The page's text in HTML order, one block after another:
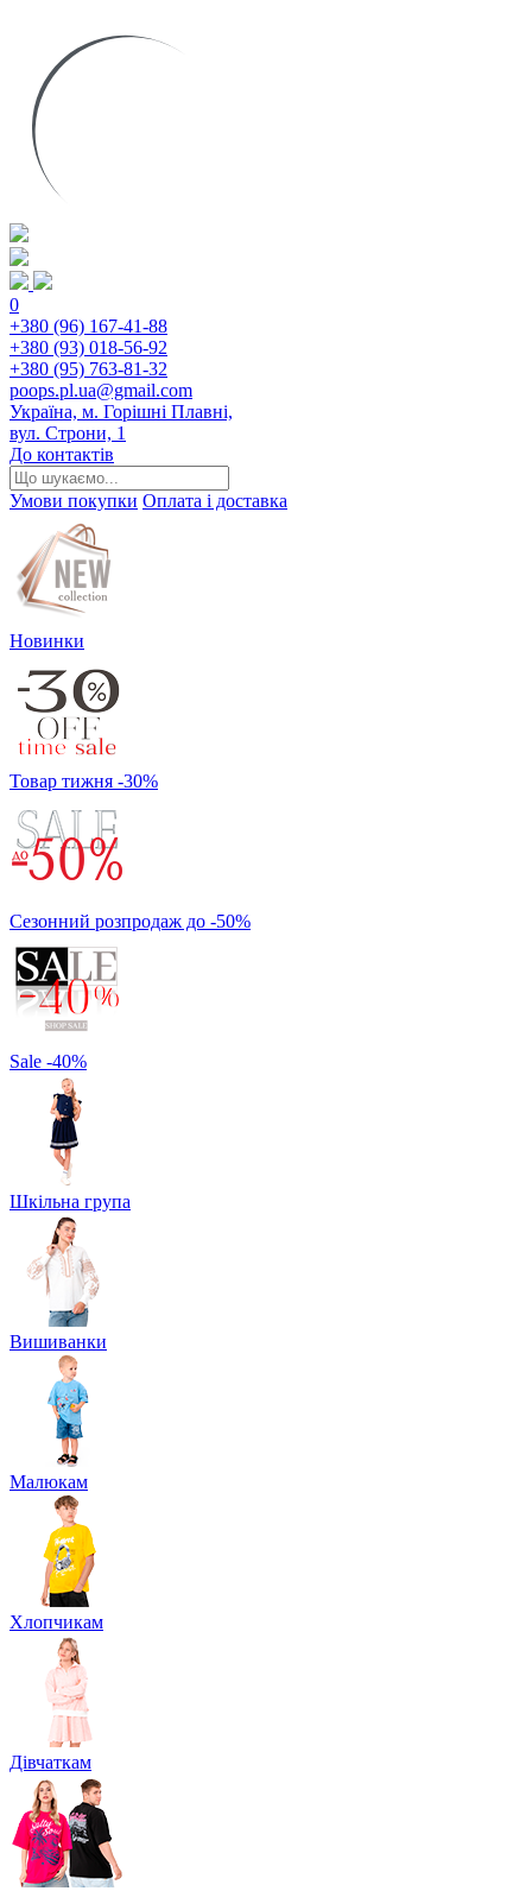
0
+380 (96) 167-41-88
+380 (93) 018-56-92
+380 (95) 763-81-32
poops.pl.ua@gmail.com
Україна, м. Горішні Плавні,
вул. Строни, 1
До контактів
Умови покупки Оплата і доставка
Новинки
Товар тижня -30%
Сезонний розпродаж до -50%
Sale -40%
Шкільна група
Вишиванки
Малюкам
Хлопчикам
Дівчаткам